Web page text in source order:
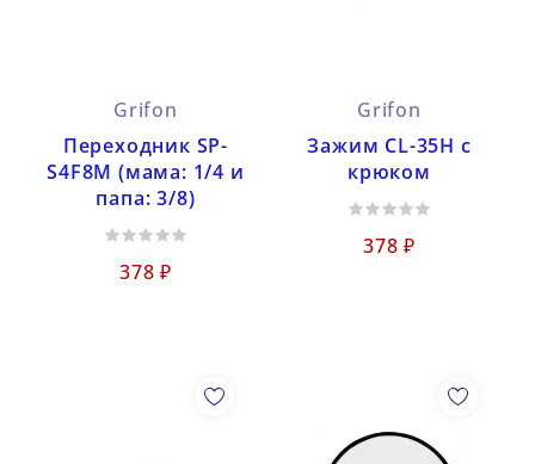
Grifon
Переходник SP-
S4F8M (мама: 1/4 и
папа: 3/8)
378 ₽
Grifon
Зажим CL-35H с
крюком
378 ₽